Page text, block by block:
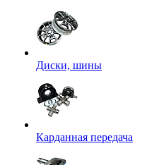
Диски, шины
Карданная передача